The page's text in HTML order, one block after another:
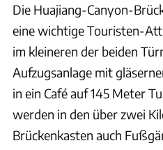
Die Huajiang-Canyon-
eine wichtige Touristen-
im kleineren der beiden
Aufzugsanlage mit
in ein Café auf 145 Meter
werden in den über zwei
Brückenkasten auch